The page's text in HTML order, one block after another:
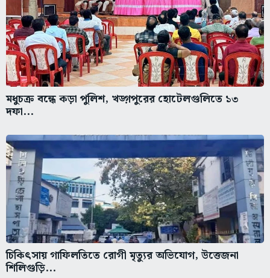
মধুচক্র বন্ধে কড়া পুলিশ, খড়্গপুরের হোটেলগুলিতে ১৩
দফা...
চিকিৎসায় গাফিলতিতে রোগী মৃত্যুর অভিযোগ, উত্তেজনা
শিলিগুড়ি...